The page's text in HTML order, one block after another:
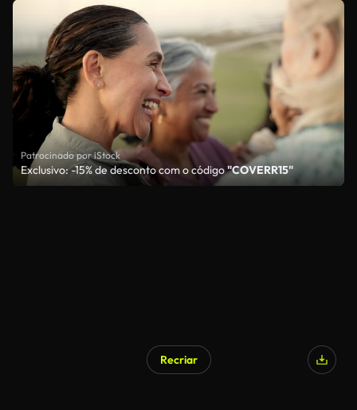
Patrocinado por iStock
Exclusivo: -15% de desconto com o código"COVERR15"
Recriar